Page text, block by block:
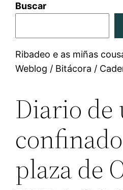
Buscar
Ribadeo e as miñas
Weblog / Bitácora /
Diario de
plaza de